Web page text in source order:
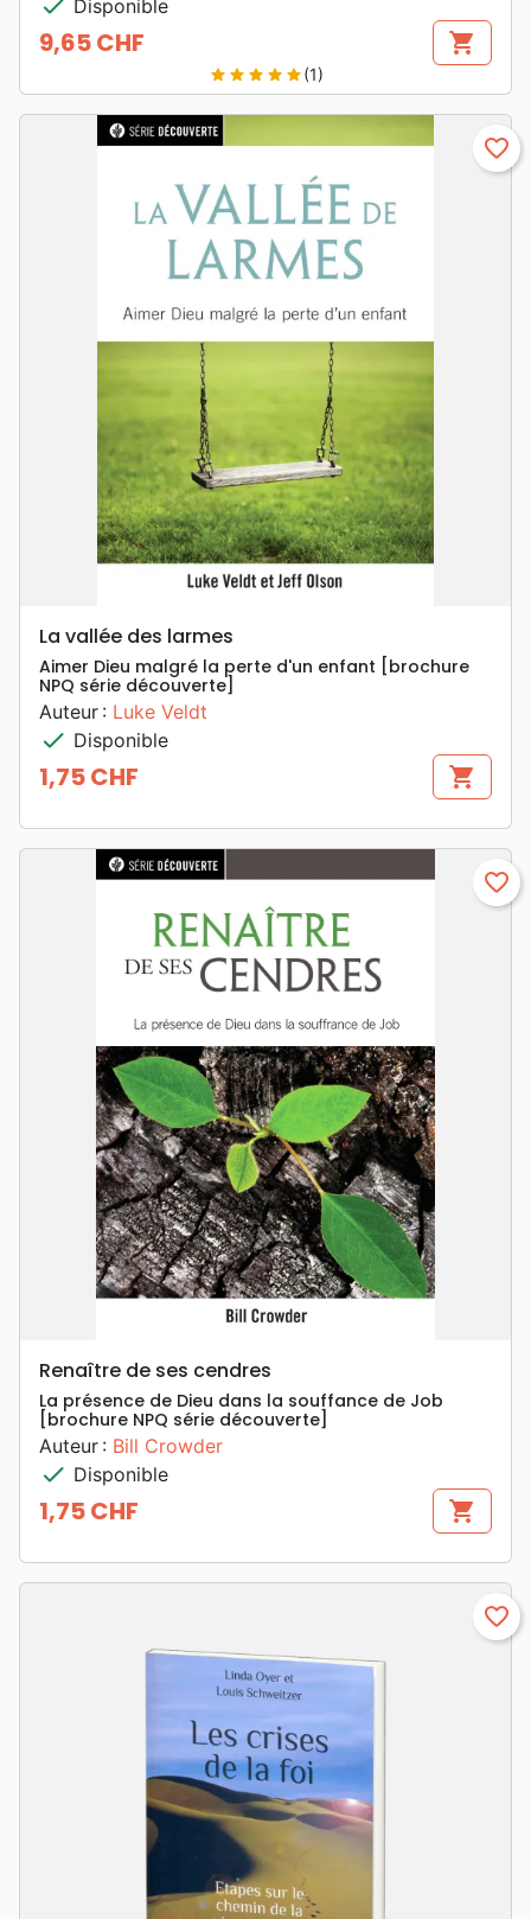
check Disponible
Prix
9,65 CHF shopping_cart
star star star star star(1)
favorite_border
La vallée des larmes
Aimer Dieu malgré la perte d'un enfant [brochure
NPQ série découverte]
Auteur : Luke Veldt
check Disponible
Prix
1,75 CHF shopping_cart
favorite_border
Renaître de ses cendres
La présence de Dieu dans la souffance de Job
[brochure NPQ série découverte]
Auteur : Bill Crowder
check Disponible
Prix
1,75 CHF shopping_cart
favorite_border